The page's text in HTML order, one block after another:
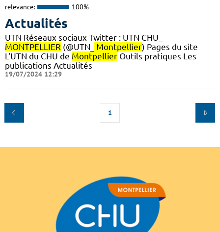
relevance: 100%
Actualités
UTN Réseaux sociaux Twitter : UTN CHU_
MONTPELLIER (@UTN_ Montpellier) Pages du site
L'UTN du CHU de Montpellier Outils pratiques Les
publications Actualités
19/07/2024 12:29
1